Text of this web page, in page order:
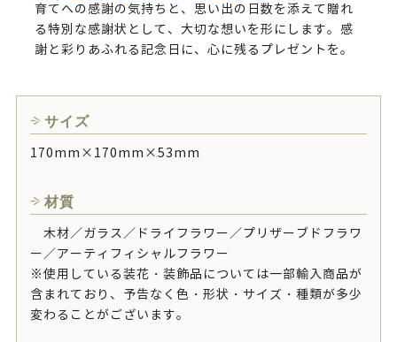
育てへの感謝の気持ちと、思い出の日数を添えて贈れ
る特別な感謝状として、大切な想いを形にします。感
謝と彩りあふれる記念日に、心に残るプレゼントを。
サイズ
170mm×170mm×53mm
材質
木材／ガラス／ドライフラワー／プリザーブドフラワ
ー／アーティフィシャルフラワー
※使用している装花・装飾品については一部輸入商品が
含まれており、予告なく色・形状・サイズ・種類が多少
変わることがございます。